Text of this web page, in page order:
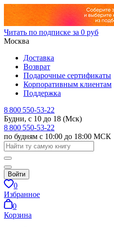
Читать по подписке за 0 руб
Москва
Доставка
Возврат
Подарочные сертификаты
Корпоративным клиентам
Поддержка
8 800 550-53-22
Будни, с 10 до 18 (Мск)
8 800 550-53-22
по будням с 10:00 до 18:00 МСК
Войти
0
Избранное
0
Корзина